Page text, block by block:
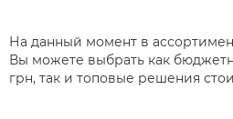
На данный момент в
Вы можете выбрать как
грн, так и топовые решения